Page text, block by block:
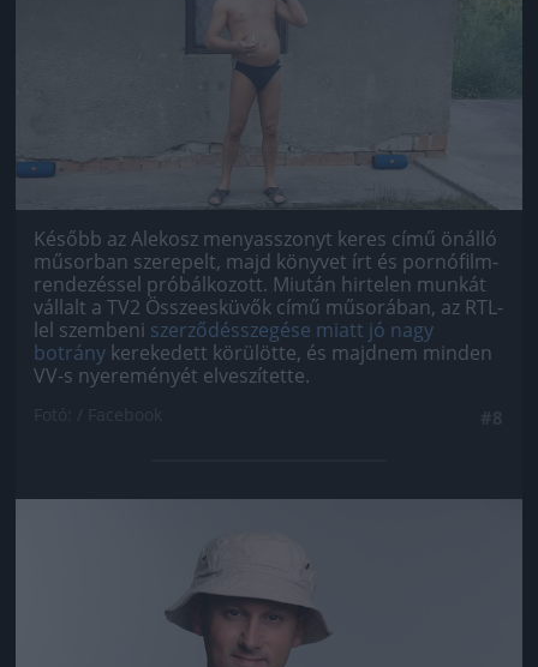
Később az Alekosz menyasszonyt keres című önálló
műsorban szerepelt, majd könyvet írt és pornófilm-
rendezéssel próbálkozott. Miután hirtelen munkát
vállalt a TV2 Összeesküvők című műsorában, az RTL-
lel szembeni szerződésszegése miatt jó nagy
botrány kerekedett körülötte, és majdnem minden
VV-s nyereményét elveszítette.